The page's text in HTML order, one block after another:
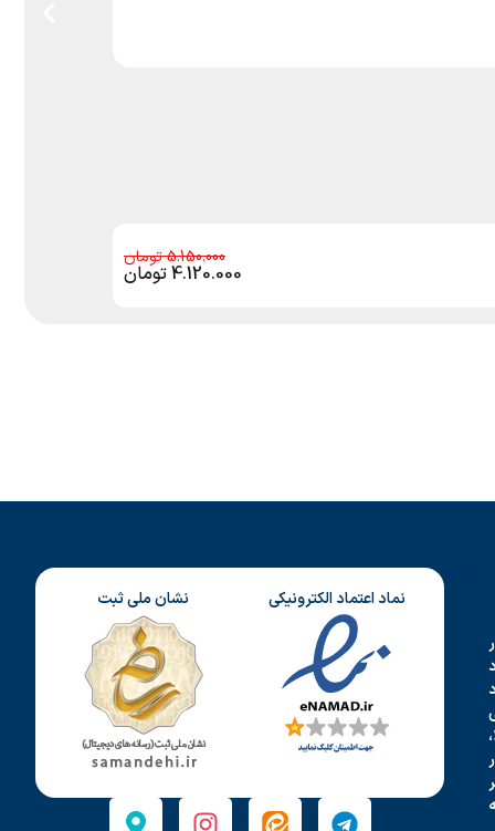
5.150.000
4.120.000تومان
نماد اعتماد الکترونیکی نشان ملی ثبت